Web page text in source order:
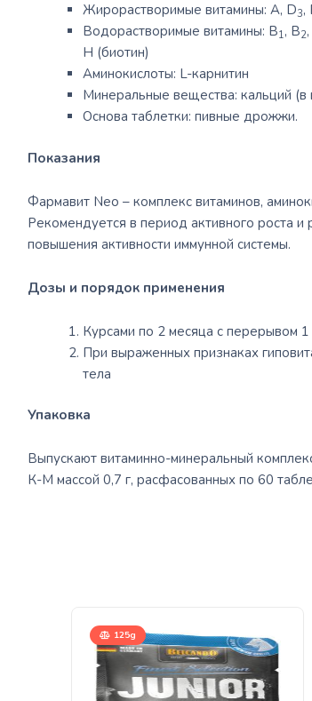
Жирорастворимые витамины: А, D3,
Водорастворимые витамины: В1, В2
Н (биотин)
Аминокислоты: L-карнитин
Минеральные вещества: кальций
Основа таблетки: пивные дрожжи.
Показания
Фармавит Neo – комплекс витаминов,
Рекомендуется в период активного роста
повышения активности иммунной системы.
Дозы и порядок применения
Курсами по 2 месяца с перерывом 1
При выраженных признаках
тела
Упаковка
Выпускают витаминно-минеральный
К-М массой 0,7 г, расфасованных по 60
125g